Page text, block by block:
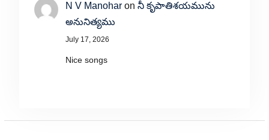
N V Manoharon నీ కృపాతిశయమును
అనునిత్యము
July 17, 2026
Nice songs